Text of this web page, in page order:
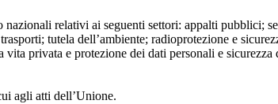
relativi ai seguenti settori: appalti pubblici;
tutela dell’ambiente; radioprotezione e
privata e protezione dei dati personali e
agli atti dell’Unione.